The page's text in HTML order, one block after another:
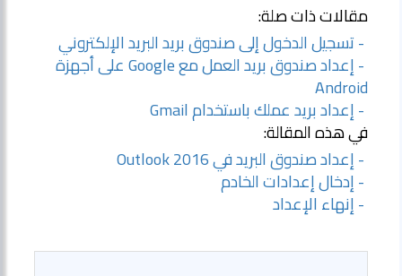
مقالات ذات صلة:
- تسجيل الدخول إلى صندوق بريد البريد الإلكتروني
- إعداد صندوق بريد العمل مع Google على أجهزة
Android
- إعداد بريد عملك باستخدام Gmail
في هذه المقالة:
- إعداد صندوق البريد في Outlook 2016
- إدخال إعدادات الخادم
- إنهاء الإعداد